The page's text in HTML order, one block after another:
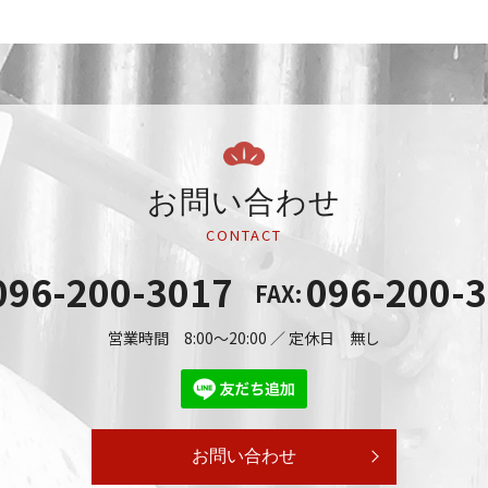
お問い合わせ
CONTACT
200-3017 FAX: 096-200-
営業時間 8:00～20:00 ／ 定休日 無し
お問い合わせ